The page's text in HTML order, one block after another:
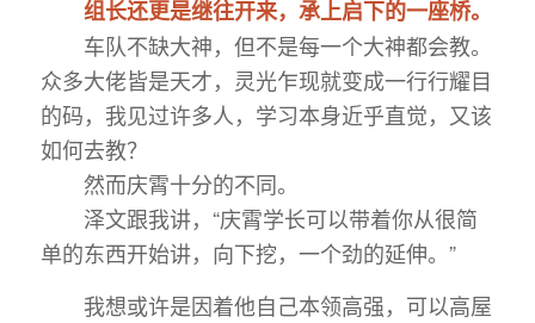
组长还更是继往开来，承上启下的一座桥。
车队不缺大神，但不是每一个大神都会教。
众多大佬皆是天才，灵光乍现就变成一行行耀目
的码，我见过许多人，学习本身近乎直觉，又该
如何去教？
然而庆霄十分的不同。
泽文跟我讲，“庆霄学长可以带着你从很简
单的东西开始讲，向下挖，一个劲的延伸。”
我想或许是因着他自己本领高强，可以高屋